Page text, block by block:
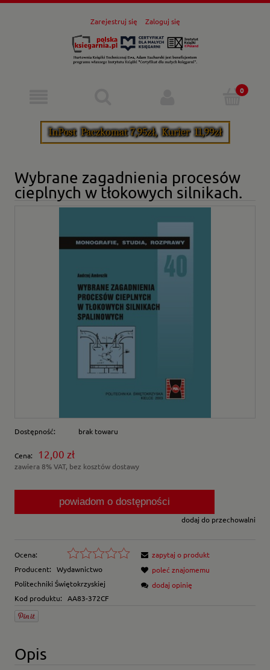
Zarejestruj się Zaloguj się
Wybrane zagadnienia procesów
cieplnych w tłokowych silnikach.
Dostępność: brak towaru
Cena: 12,00 zł
zawiera 8% VAT, bez kosztów dostawy
powiadom o dostępności
dodaj do przechowalni
Ocena:
Producent:
Wydawnictwo
Politechniki Świętokrzyskiej
Kod produktu:
AA83-372CF
zapytaj o produkt
poleć znajomemu
dodaj opinię
Opis